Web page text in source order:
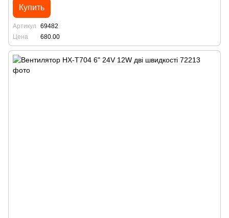
Купить
Артикул
69482
Цена
680.00